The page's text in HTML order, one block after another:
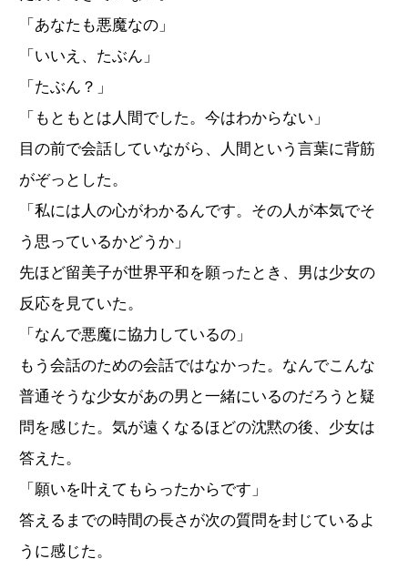
「あなたも悪魔なの」
「いいえ、たぶん」
「たぶん？」
「もともとは人間でした。今はわからない」
目の前で会話していながら、人間という言葉に背筋
がぞっとした。
「私には人の心がわかるんです。その人が本気でそ
う思っているかどうか」
先ほど留美子が世界平和を願ったとき、男は少女の
反応を見ていた。
「なんで悪魔に協力しているの」
もう会話のための会話ではなかった。なんでこんな
普通そうな少女があの男と一緒にいるのだろうと疑
問を感じた。気が遠くなるほどの沈黙の後、少女は
答えた。
「願いを叶えてもらったからです」
答えるまでの時間の長さが次の質問を封じているよ
うに感じた。